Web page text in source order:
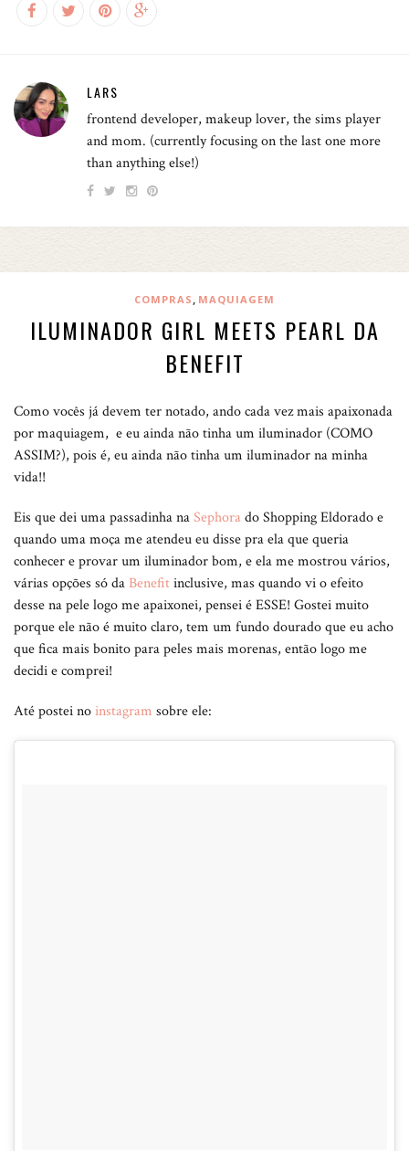
LARS
frontend developer, makeup lover, the sims player
and mom. (currently focusing on the last one more
than anything else!)
COMPRAS , MAQUIAGEM
ILUMINADOR GIRL MEETS PEARL DA
BENEFIT
Como vocês já devem ter notado, ando cada vez mais apaixonada
por maquiagem, e eu ainda não tinha um iluminador (COMO
ASSIM?), pois é, eu ainda não tinha um iluminador na minha
vida!!
Eis que dei uma passadinha naSephorado Shopping Eldorado e
quando uma moça me atendeu eu disse pra ela que queria
conhecer e provar um iluminador bom, e ela me mostrou vários,
várias opções só da Benefitinclusive, mas quando vi o efeito
desse na pele logo me apaixonei, pensei é ESSE! Gostei muito
porque ele não é muito claro, tem um fundo dourado que eu acho
que fica mais bonito para peles mais morenas, então logo me
decidi e comprei!
Até postei noinstagram sobre ele: